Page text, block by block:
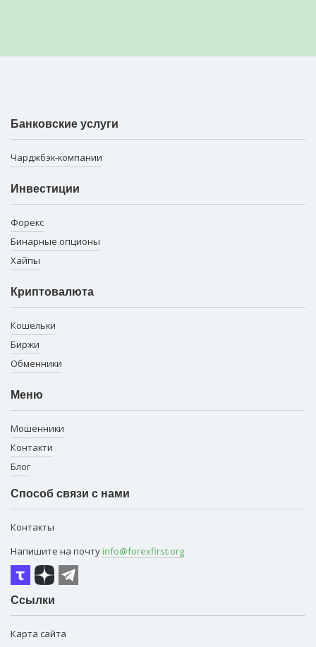
Банковские услуги
Чарджбэк-компании
Инвестиции
Форекс
Бинарные опционы
Хайпы
Криптовалюта
Кошельки
Биржи
Обменники
Меню
Мошенники
Контакти
Блог
Способ связи с нами
Контакты
Напишите на почту info@forexfirst.org
Ссылки
Карта сайта